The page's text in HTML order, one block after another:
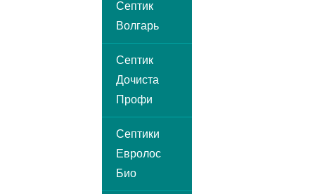
Септик
Волгарь
Септик
Дочиста
Профи
Септики
Евролос
Био